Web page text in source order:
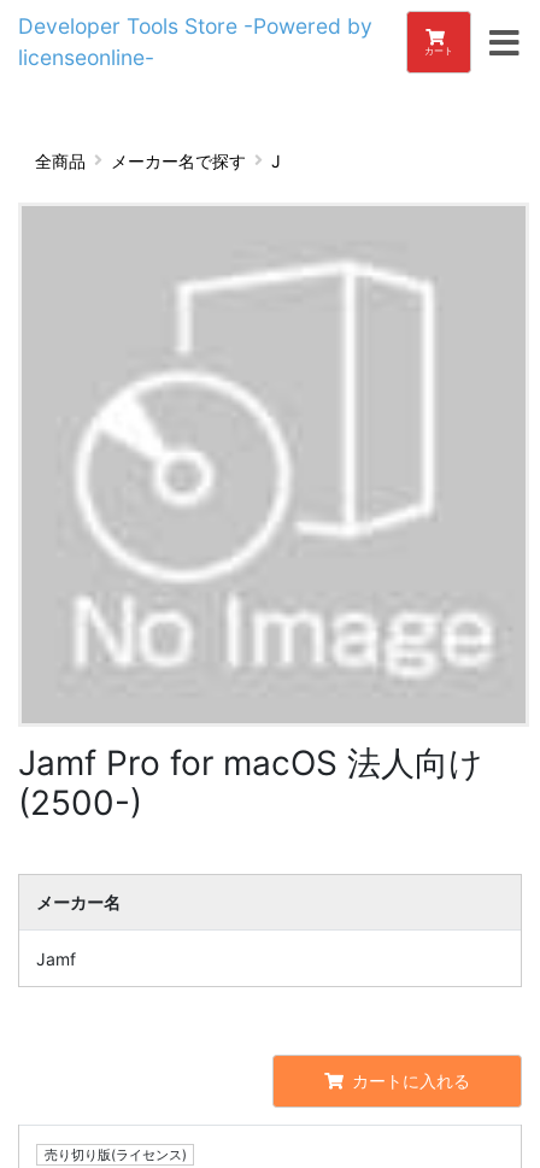
Developer Tools Store -Powered by
licenseonline-
カート
全商品 メーカー名で探す J
Jamf Pro for macOS 法人向け
(2500-)
メーカー名
Jamf
カートに入れる
売り切り版(ライセンス)